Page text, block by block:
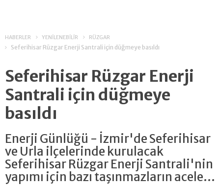
HABERLER YENİLENEBİLİR RÜZGAR
Seferihisar Rüzgar Enerji Santrali için düğmeye basıldı
Seferihisar Rüzgar Enerji
Santrali için düğmeye
basıldı
Enerji Günlüğü - İzmir'de Seferihisar
ve Urla ilçelerinde kurulacak
Seferihisar Rüzgar Enerji Santrali'nin
yapımı için bazı taşınmazların acele...